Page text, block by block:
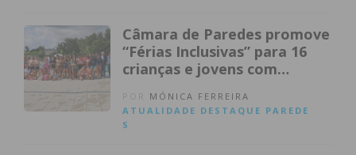
Câmara de Paredes promove
“Férias Inclusivas” para 16
crianças e jovens com
deficiência
MÓNICA FERREIRA
ATUALIDADE DESTAQUE PAREDE
S